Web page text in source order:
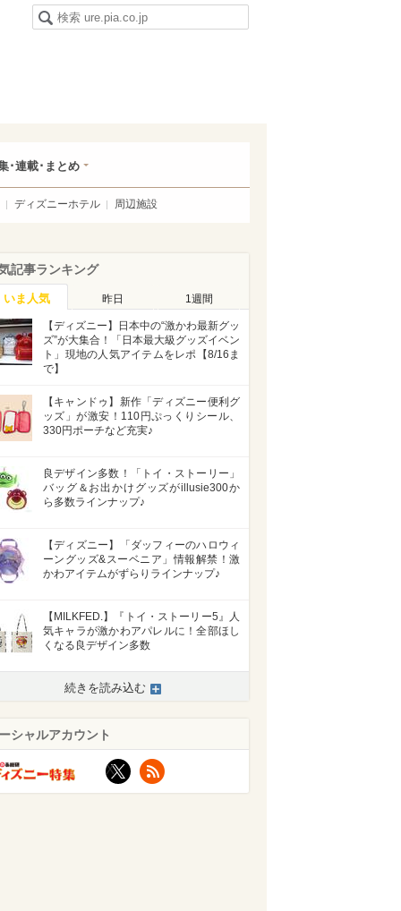
･連載･まとめ
ディズニーホテル 周辺施設
記事ランキング
いま人気 昨日 1週間
【ディズニー】日本中の“激かわ最新グッ
ズ”が大集合！「日本最大級グッズイベン
ト」現地の人気アイテムをレポ【8/16ま
で】
【キャンドゥ】新作「ディズニー便利グ
ッズ」が激安！110円ぷっくりシール、
330円ポーチなど充実♪
良デザイン多数！「トイ・ストーリー」
バッグ＆お出かけグッズがillusie300か
ら多数ラインナップ♪
【ディズニー】「ダッフィーのハロウィ
ーングッズ&スーベニア」情報解禁！激
かわアイテムがずらりラインナップ♪
【MILKFED.】『トイ・ストーリー5』人
気キャラが激かわアパレルに！全部ほし
くなる良デザイン多数
続きを読み込む
シャルアカウント
X